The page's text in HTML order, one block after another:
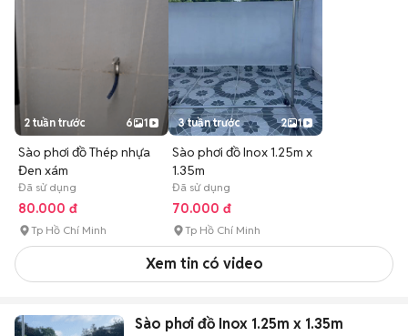
2 tuần trước 6 1
Sào phơi đồ Thép nhựa
Đen xám
Đã sử dụng
80.000 đ
Tp Hồ Chí Minh
3 tuần trước 2 1
Sào phơi đồ Inox 1.25m x
1.35m
Đã sử dụng
70.000 đ
Tp Hồ Chí Minh
Xem tin có video
Sào phơi đồ Inox 1.25m x 1.35m